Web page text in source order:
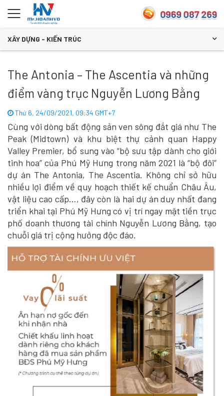
XÂY DỰNG - KIẾN TRÚC
The Antonia – The Ascentia và những
điểm vàng trục Nguyễn Lương Bằng
Thứ 6, 24/09/2021, 09:34 GMT+7
Cùng với dòng bất động sản ven sông đắt giá như The
Peak (Midtown) và khu biệt thự cảnh quan Happy
Valley Premier, bổ sung vào “bộ sưu tập dành cho giới
tinh hoa” của Phú Mỹ Hưng trong năm 2021 là “bộ đôi”
dự án The Antonia, The Ascentia. Không chỉ sở hữu
nhiều lợi điểm về quy hoạch thiết kế chuẩn Châu Âu,
vật liệu cao cấp…, đây còn là hai dự án duy nhất đang
triển khai tại Phú Mỹ Hưng có vị trí ngay mặt tiền trục
phố doanh thương tài chính Nguyễn Lương Bằng, tạo
chuỗi giá trị cộng hưởng độc đáo.